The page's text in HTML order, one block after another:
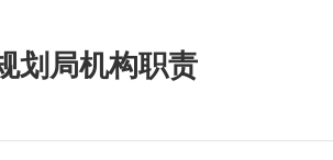
划局机构职责